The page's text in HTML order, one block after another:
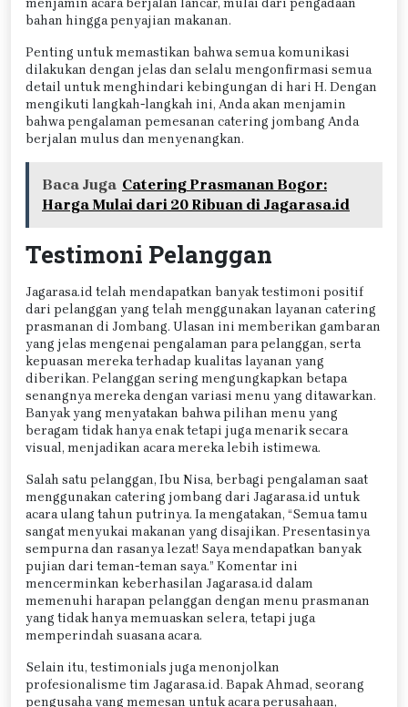
bahan hingga penyajian makanan.
Penting untuk memastikan bahwa semua komunikasi
dilakukan dengan jelas dan selalu mengonfirmasi semua
detail untuk menghindari kebingungan di hari H. Dengan
mengikuti langkah-langkah ini, Anda akan menjamin
bahwa pengalaman pemesanan catering jombang Anda
berjalan mulus dan menyenangkan.
Baca Juga Catering Prasmanan Bogor:
Harga Mulai dari 20 Ribuan di Jagarasa.id
Testimoni Pelanggan
Jagarasa.id telah mendapatkan banyak testimoni positif
dari pelanggan yang telah menggunakan layanan catering
prasmanan di Jombang. Ulasan ini memberikan gambaran
yang jelas mengenai pengalaman para pelanggan, serta
kepuasan mereka terhadap kualitas layanan yang
diberikan. Pelanggan sering mengungkapkan betapa
senangnya mereka dengan variasi menu yang ditawarkan.
Banyak yang menyatakan bahwa pilihan menu yang
beragam tidak hanya enak tetapi juga menarik secara
visual, menjadikan acara mereka lebih istimewa.
Salah satu pelanggan, Ibu Nisa, berbagi pengalaman saat
menggunakan catering jombang dari Jagarasa.id untuk
acara ulang tahun putrinya. Ia mengatakan, “Semua tamu
sangat menyukai makanan yang disajikan. Presentasinya
sempurna dan rasanya lezat! Saya mendapatkan banyak
pujian dari teman-teman saya.” Komentar ini
mencerminkan keberhasilan Jagarasa.id dalam
memenuhi harapan pelanggan dengan menu prasmanan
yang tidak hanya memuaskan selera, tetapi juga
memperindah suasana acara.
Selain itu, testimonials juga menonjolkan
profesionalisme tim Jagarasa.id. Bapak Ahmad, seorang
pengusaha yang memesan untuk acara perusahaan,